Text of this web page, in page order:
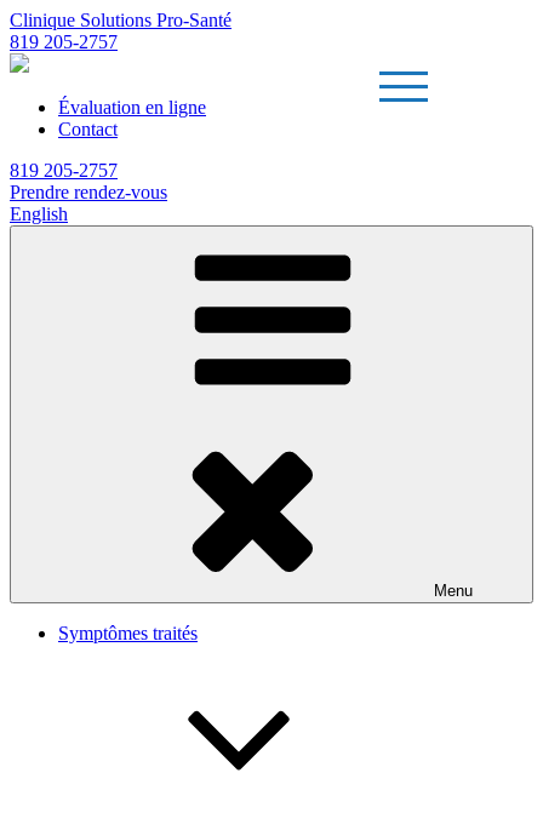
Clinique Solutions Pro-Santé
819 205-2757
Évaluation en ligne
Contact
819 205-2757
Prendre rendez-vous
English
Menu
Symptômes traités